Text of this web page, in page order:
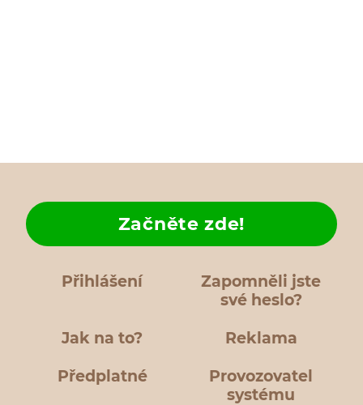
Přihlášení
Zapomněli jste
své heslo?
Jak na to?
Začněte zde!
Reklama
Předplatné
Provozovatel
systému